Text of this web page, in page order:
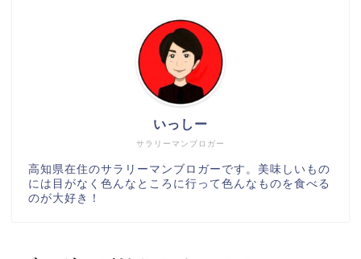
サラリーマンブロガー
いっしー
高知県在住のサラリーマンブロガーです。美味しいもの
には目がなく色んなところに行って色んなものを食べる
のが大好き！